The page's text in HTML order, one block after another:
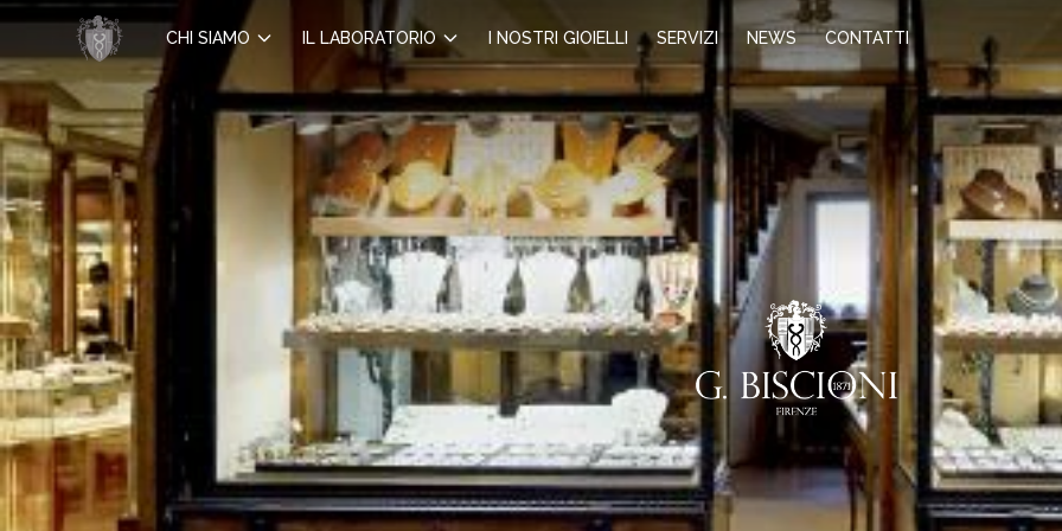
CHI SIAMO IL LABORATORIO I NOSTRI GIOIELLI SERVIZI NEWS CONTATTI